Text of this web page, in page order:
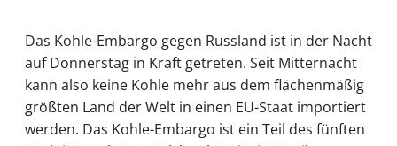
Das Kohle-Embargo gegen Russland ist in der Nacht
auf Donnerstag in Kraft getreten. Seit Mitternacht
kann also keine Kohle mehr aus dem flächenmäßig
größten Land der Welt in einen EU-Staat importiert
werden. Das Kohle-Embargo ist ein Teil des fünften